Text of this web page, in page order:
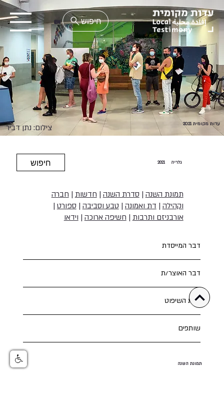
חיפוש EN
עדות מקומית 2021 צילום: נתן דביר
גלריה 2021 חיפוש
תמונת השנה | סדרת השנה | חדשות | חברה
וקהילה | דת ואמונה | טבע וסביבה | ספורט |
אורבניזם ותרבות | חשיפה ארוכה | וידאו
דבר המייסדת
דבר האוצר/ת
צוות השיפוט
שותפים
תמונת השנה